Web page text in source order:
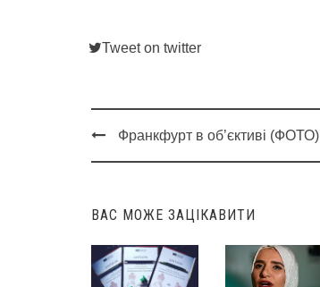
Tweet on twitter
Post
Франкфурт в об’єктиві (ФОТО)
ВАС МОЖЕ ЗАЦІКАВИТИ